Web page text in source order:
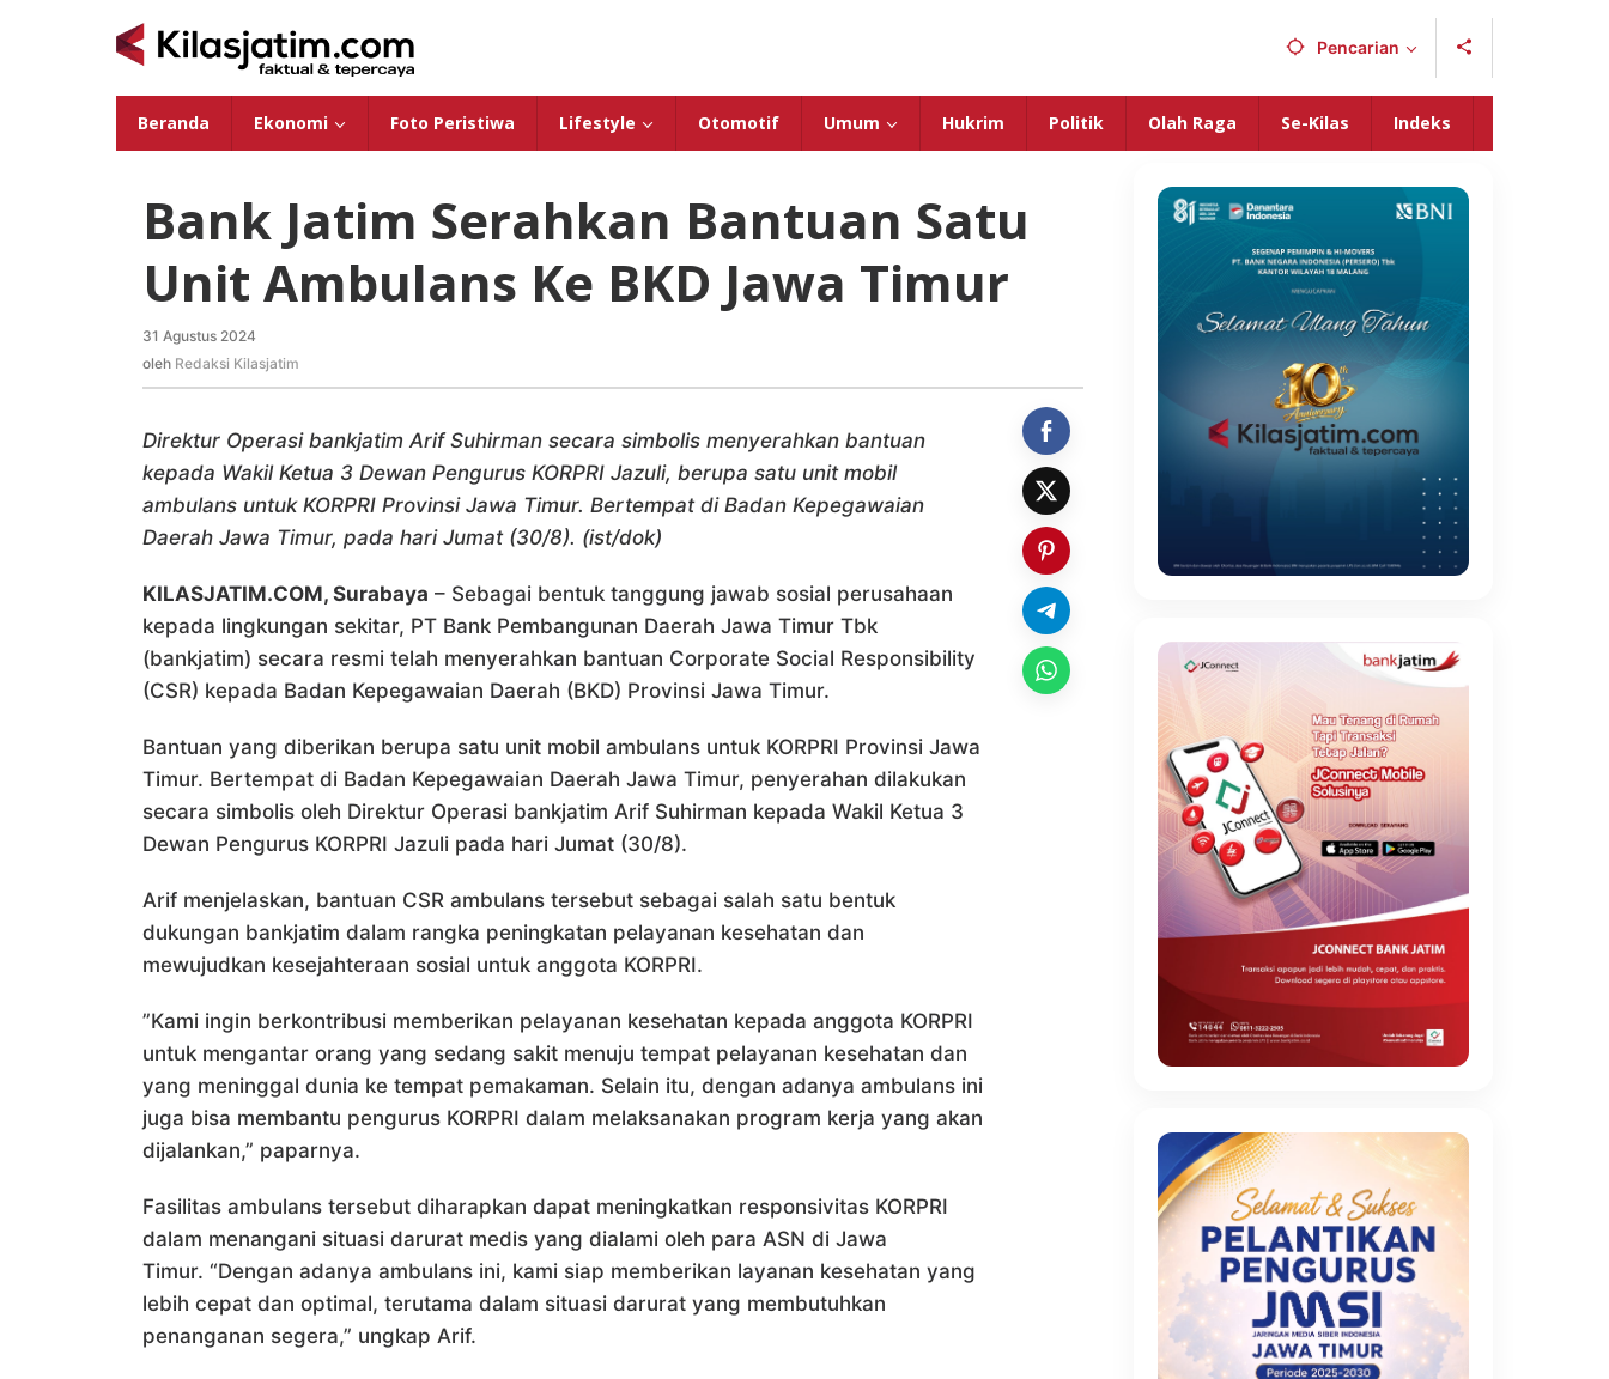
Pencarian
Beranda Ekonomi Foto Peristiwa Lifestyle Otomotif Umum Hukrim Politik Olah Raga Se-Kilas Indeks
Bank Jatim Serahkan Bantuan Satu
Unit Ambulans Ke BKD Jawa Timur
31 Agustus 2024
Redaksi
oleh Redaksi Kilasjatim
Direktur Operasi bankjatim Arif Suhirman secara simbolis menyerahkan bantuan
kepada Wakil Ketua 3 Dewan Pengurus KORPRI Jazuli, berupa satu unit mobil
ambulans untuk KORPRI Provinsi Jawa Timur. Bertempat di Badan Kepegawaian
Daerah Jawa Timur, pada hari Jumat (30/8). (ist/dok)
KILASJATIM.COM, Surabaya – Sebagai bentuk tanggung jawab sosial perusahaan
kepada lingkungan sekitar, PT Bank Pembangunan Daerah Jawa Timur Tbk
(bankjatim) secara resmi telah menyerahkan bantuan Corporate Social Responsibility
(CSR) kepada Badan Kepegawaian Daerah (BKD) Provinsi Jawa Timur.
Bantuan yang diberikan berupa satu unit mobil ambulans untuk KORPRI Provinsi Jawa
Timur. Bertempat di Badan Kepegawaian Daerah Jawa Timur, penyerahan dilakukan
secara simbolis oleh Direktur Operasi bankjatim Arif Suhirman kepada Wakil Ketua 3
Dewan Pengurus KORPRI Jazuli pada hari Jumat (30/8).
Arif menjelaskan, bantuan CSR ambulans tersebut sebagai salah satu bentuk
dukungan bankjatim dalam rangka peningkatan pelayanan kesehatan dan
mewujudkan kesejahteraan sosial untuk anggota KORPRI.
”Kami ingin berkontribusi memberikan pelayanan kesehatan kepada anggota KORPRI
untuk mengantar orang yang sedang sakit menuju tempat pelayanan kesehatan dan
yang meninggal dunia ke tempat pemakaman. Selain itu, dengan adanya ambulans ini
juga bisa membantu pengurus KORPRI dalam melaksanakan program kerja yang akan
dijalankan,” paparnya.
Fasilitas ambulans tersebut diharapkan dapat meningkatkan responsivitas KORPRI
dalam menangani situasi darurat medis yang dialami oleh para ASN di Jawa
Timur. “Dengan adanya ambulans ini, kami siap memberikan layanan kesehatan yang
lebih cepat dan optimal, terutama dalam situasi darurat yang membutuhkan
penanganan segera,” ungkap Arif.